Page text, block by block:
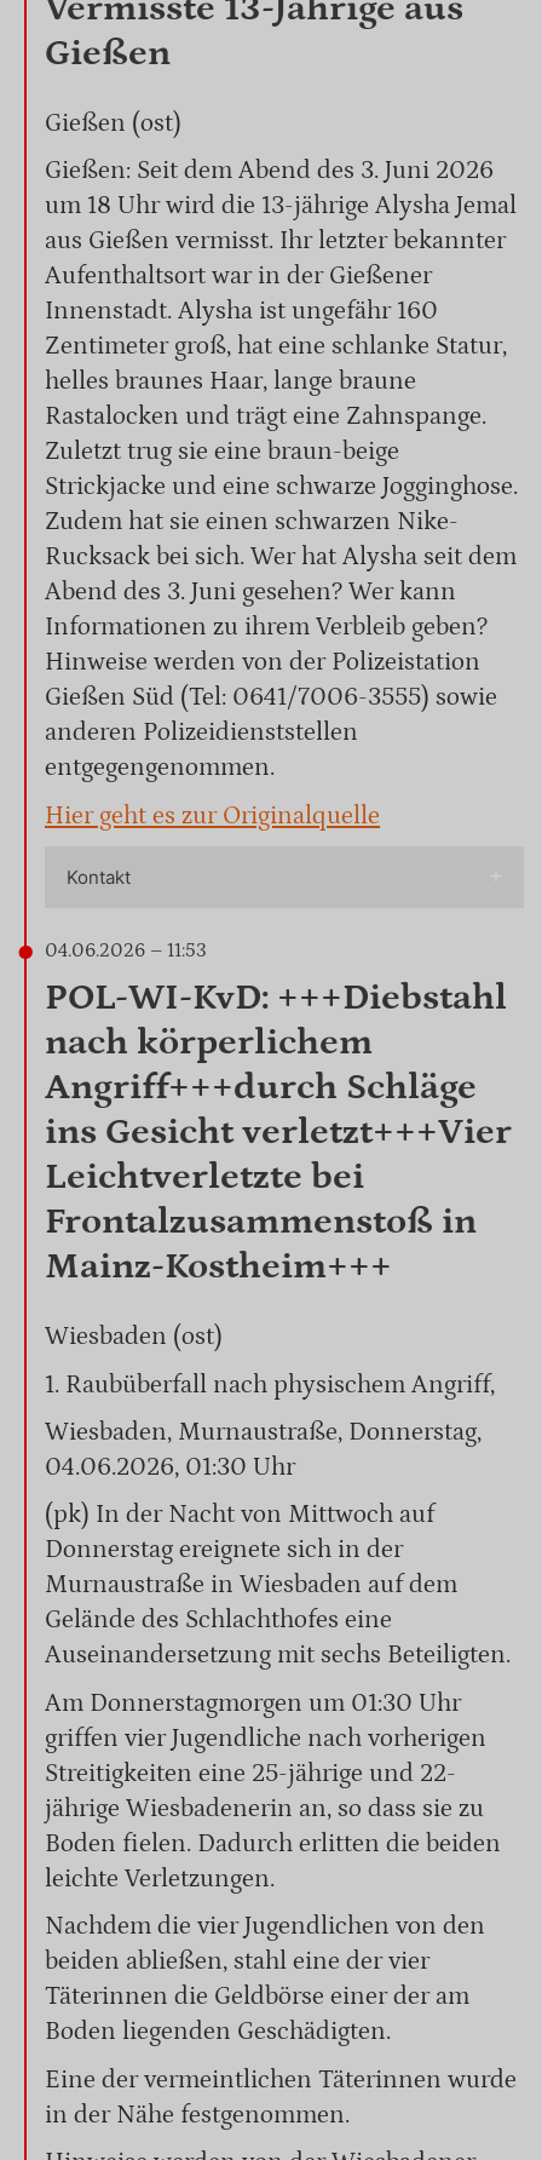
Gießen
Gießen (ost)
Gießen: Seit dem Abend des 3. Juni 2026
um 18 Uhr wird die 13-jährige Alysha Jemal
aus Gießen vermisst. Ihr letzter bekannter
Aufenthaltsort war in der Gießener
Innenstadt. Alysha ist ungefähr 160
Zentimeter groß, hat eine schlanke Statur,
helles braunes Haar, lange braune
Rastalocken und trägt eine Zahnspange.
Zuletzt trug sie eine braun-beige
Strickjacke und eine schwarze Jogginghose.
Zudem hat sie einen schwarzen Nike-
Rucksack bei sich. Wer hat Alysha seit dem
Abend des 3. Juni gesehen? Wer kann
Informationen zu ihrem Verbleib geben?
Hinweise werden von der Polizeistation
Gießen Süd (Tel: 0641/7006-3555) sowie
anderen Polizeidienststellen
entgegengenommen.
Hier geht es zur Originalquelle
Kontakt
04.06.2026 – 11:53
POL-WI-KvD: +++Diebstahl
nach körperlichem
Angriff+++durch Schläge
ins Gesicht verletzt+++Vier
Leichtverletzte bei
Frontalzusammenstoß in
Mainz-Kostheim+++
Wiesbaden (ost)
1. Raubüberfall nach physischem Angriff,
Wiesbaden, Murnaustraße, Donnerstag,
04.06.2026, 01:30 Uhr
(pk) In der Nacht von Mittwoch auf
Donnerstag ereignete sich in der
Murnaustraße in Wiesbaden auf dem
Gelände des Schlachthofes eine
Auseinandersetzung mit sechs Beteiligten.
Am Donnerstagmorgen um 01:30 Uhr
griffen vier Jugendliche nach vorherigen
Streitigkeiten eine 25-jährige und 22-
jährige Wiesbadenerin an, so dass sie zu
Boden fielen. Dadurch erlitten die beiden
leichte Verletzungen.
Nachdem die vier Jugendlichen von den
beiden abließen, stahl eine der vier
Täterinnen die Geldbörse einer der am
Boden liegenden Geschädigten.
Eine der vermeintlichen Täterinnen wurde
in der Nähe festgenommen.